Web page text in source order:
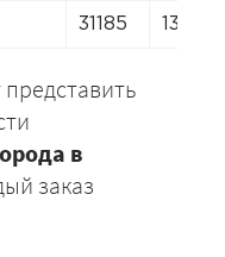
31185 13860
в
заказ